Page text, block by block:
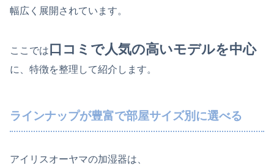
幅広く展開されています。
ここでは口コミで人気の高いモデルを中心
に、特徴を整理して紹介します。
ラインナップが豊富で部屋サイズ別に選べる
アイリスオーヤマの加湿器は、